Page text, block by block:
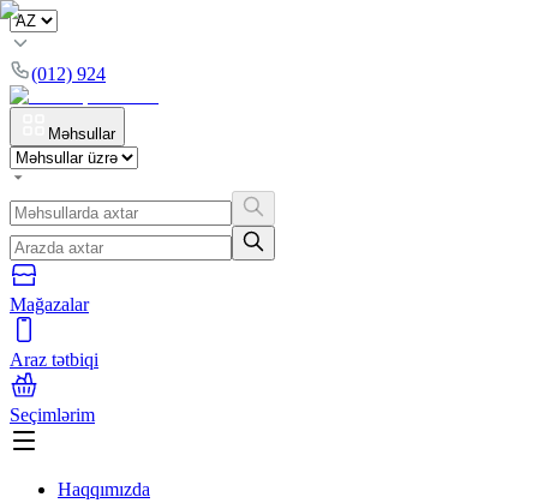
(012) 924
Məhsullar
Mağazalar
Araz tətbiqi
Seçimlərim
Haqqımızda